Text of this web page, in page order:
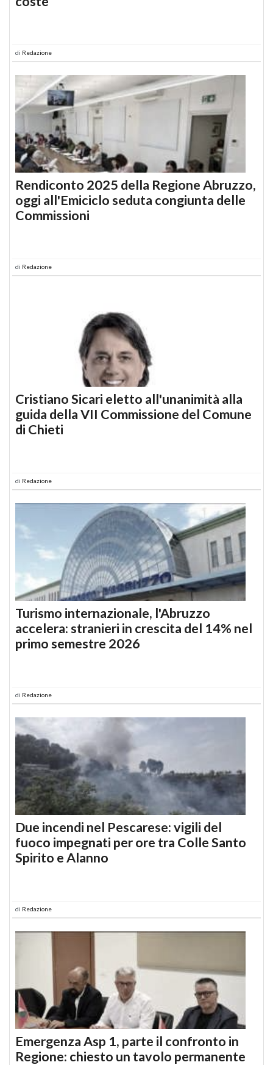
di Redazione
Rendiconto 2025 della Regione Abruzzo,
oggi all'Emiciclo seduta congiunta delle
Commissioni
di Redazione
Cristiano Sicari eletto all'unanimità alla
guida della VII Commissione del Comune
di Chieti
di Redazione
Turismo internazionale, l'Abruzzo
accelera: stranieri in crescita del 14% nel
primo semestre 2026
di Redazione
Due incendi nel Pescarese: vigili del
fuoco impegnati per ore tra Colle Santo
Spirito e Alanno
di Redazione
Emergenza Asp 1, parte il confronto in
Regione: chiesto un tavolo permanente